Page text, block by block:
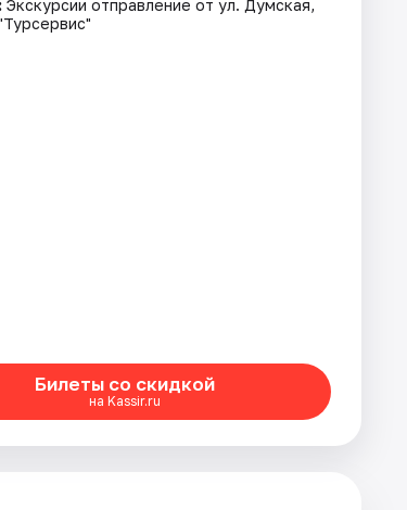
Экскурсии отправление от ул. Думская,
Билеты со скидкой
на Kassir.ru